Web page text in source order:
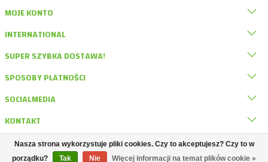
MOJE KONTO
INTERNATIONAL
SUPER SZYBKA DOSTAWA!
SPOSOBY PŁATNOŚCI
SOCIALMEDIA
KONTAKT
© DRD Knaagdierwinkel
Nasza strona wykorzystuje pliki cookies. Czy to akceptujesz? Czy to w
porządku?
Tak Nie Więcej informacji na temat plików cookie »